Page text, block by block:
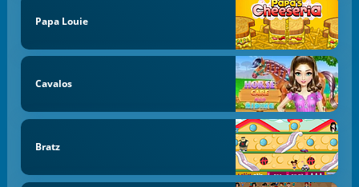
Papa Louie
Cavalos
Bratz